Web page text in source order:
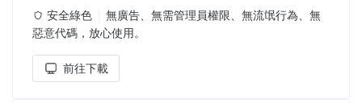
安全綠色
無廣告、無需管理員權限、無流氓行為、無
惡意代碼，放心使用。
前往下載